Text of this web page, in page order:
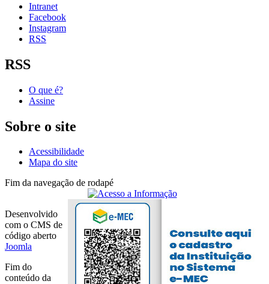
Intranet
Facebook
Instagram
RSS
RSS
O que é?
Assine
Sobre o site
Acessibilidade
Mapa do site
Fim da navegação de rodapé
Desenvolvido
com o CMS de
código aberto
Joomla
Fim do
conteúdo da